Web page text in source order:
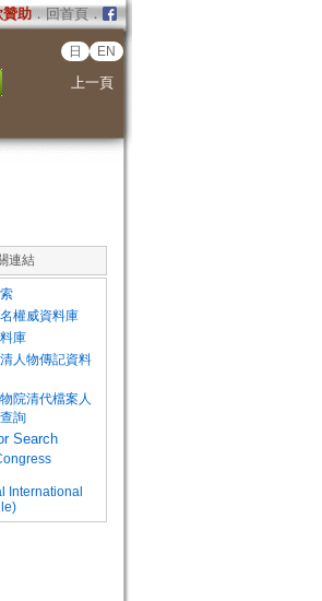
贊助．回首頁．
日 EN
上一頁
連結
權威資料庫
庫
人物傳記資料
院清代檔案人
詢
Search
International